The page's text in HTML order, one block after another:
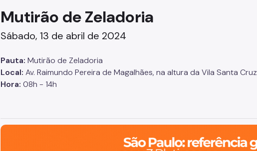
Mutirão de Zeladoria
Sábado, 13 de abril de 2024
Pauta: Mutirão de Zeladoria
Local: Av. Raimundo Pereira de Magalhães, na altura da Vila Santa Cruz
Hora: 08h - 14h
São Paulo, cidade inteligente, resiliente e sustentável